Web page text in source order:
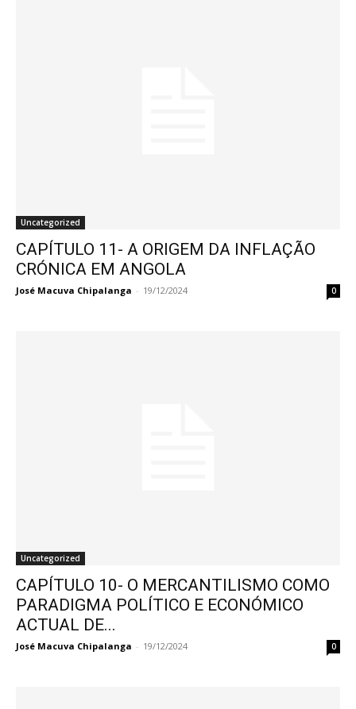
Uncategorized
CAPÍTULO 11- A ORIGEM DA INFLAÇÃO
CRÓNICA EM ANGOLA
José Macuva Chipalanga - 19/12/2024 0
Uncategorized
CAPÍTULO 10- O MERCANTILISMO COMO
PARADIGMA POLÍTICO E ECONÓMICO
ACTUAL DE...
José Macuva Chipalanga - 19/12/2024 0